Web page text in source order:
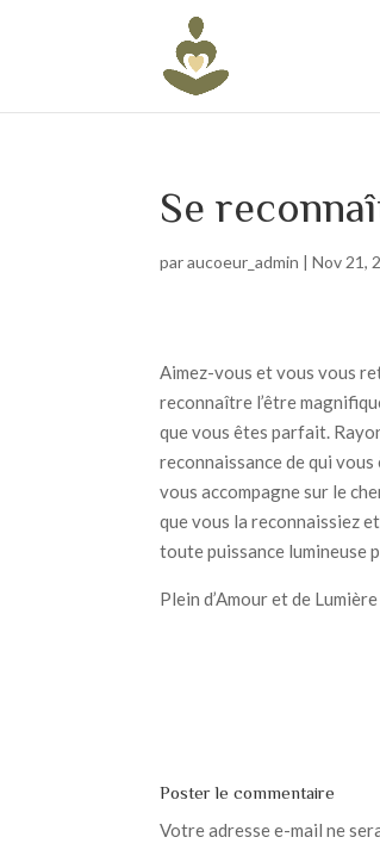
Se
paraucoeur_admin |Nov 21,
Aimez-vous et vous vous
reconnaître l’être
que vous êtes parfait.
reconnaissance de qui
vous accompagne sur le
que vous la reconnaissiez
toute puissance lumineuse
Plein d’Amour et de
Poster le commentaire
Votre adresse e-mail ne